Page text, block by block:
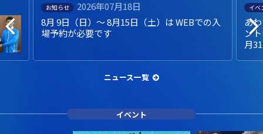
お知らせ
2026年07月18日
8月 9日（日）～ 8月15日（土）は WEBでの入
場予約が必要です
イベ
あ
ン
月
ニュース一覧
イベント